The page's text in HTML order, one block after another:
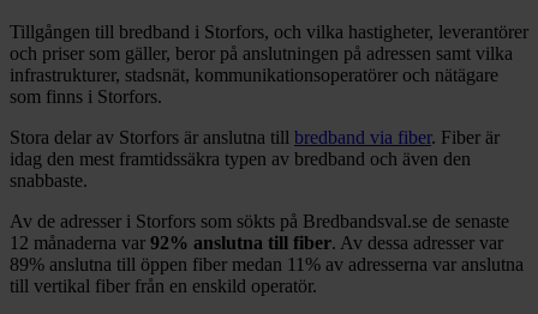
Tillgången till bredband i Storfors, och vilka hastigheter, leverantörer
och priser som gäller, beror på anslutningen på adressen samt vilka
infrastrukturer, stadsnät, kommunikationsoperatörer och nätägare
som finns i Storfors.
Stora delar av Storfors är anslutna till bredband via fiber. Fiber är
idag den mest framtidssäkra typen av bredband och även den
snabbaste.
Av de adresser i Storfors som sökts på Bredbandsval.se de senaste
12 månaderna var 92% anslutna till fiber. Av dessa adresser var
89% anslutna till öppen fiber medan 11% av adresserna var anslutna
till vertikal fiber från en enskild operatör.